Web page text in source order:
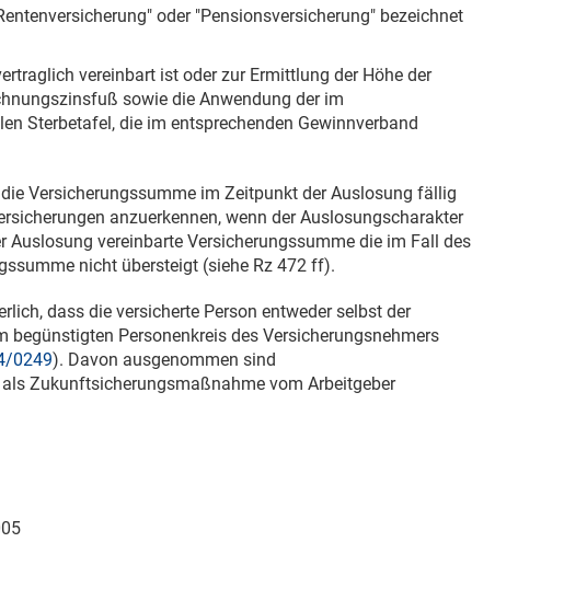
oder "Pensionsversicherung" bezeichnet
vereinbart ist oder zur Ermittlung der Höhe der
sowie die Anwendung der im
Sterbetafel, die im entsprechenden Gewinnverband
Versicherungssumme im Zeitpunkt der Auslosung fällig
anzuerkennen, wenn der Auslosungscharakter
Auslosung vereinbarte Versicherungssumme die im Fall des
nicht übersteigt (siehe Rz 472 ff).
dass die versicherte Person entweder selbst der
begünstigten Personenkreis des Versicherungsnehmers
0249). Davon ausgenommen sind
Zukunftsicherungsmaßnahme vom Arbeitgeber